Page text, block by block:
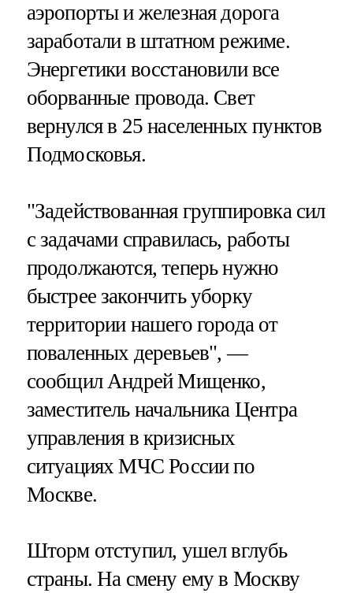
аэропорты и железная дорога
заработали в штатном режиме.
Энергетики восстановили все
оборванные провода. Свет
вернулся в 25 населенных пунктов
Подмосковья.
"Задействованная группировка сил
с задачами справилась, работы
продолжаются, теперь нужно
быстрее закончить уборку
территории нашего города от
поваленных деревьев", —
сообщил Андрей Мищенко,
заместитель начальника Центра
управления в кризисных
ситуациях МЧС России по
Москве.
Шторм отступил, ушел вглубь
страны. На смену ему в Москву